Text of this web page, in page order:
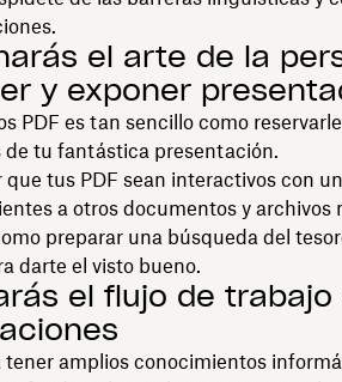
el arte de la
y exponer
PDF es tan sencillo como
de tu fantástica presentación.
que tus PDF sean interactivos con
a otros documentos y archivos
preparar una búsqueda del
darte el visto bueno.
el flujo de
amplios conocimientos